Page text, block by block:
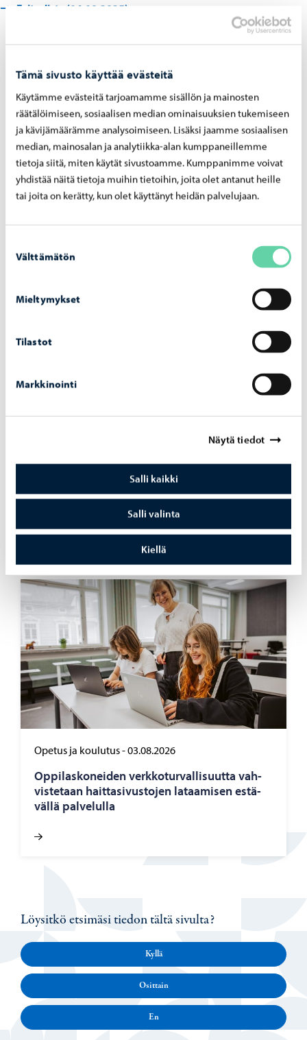
Tämä sivusto käyttää evästeitä
Käytämme evästeitä tarjoamamme sisällön ja mainosten
räätälöimiseen, sosiaalisen median ominaisuuksien tukemiseen
ja kävijämäärämme analysoimiseen. Lisäksi jaamme sosiaalisen
median, mainosalan ja analytiikka-alan kumppaneillemme
tietoja siitä, miten käytät sivustoamme. Kumppanimme voivat
yhdistää näitä tietoja muihin tietoihin, joita olet antanut heille
tai joita on kerätty, kun olet käyttänyt heidän palvelujaan.
valinta
Välttämätön
Mieltymykset
Tilastot
Markkinointi
Näytä tiedot
Salli kaikki
Salli valinta
Kiellä
Esityslista (14.10.2025)
Aiheeseen liittyvät uutiset
Kaupunki tiedottaa-07.08.2026
na muo­to­na yl­lä­pi­to­kump­pa­nuus
Haku Lin­nan­kos­ken lu­kion ai­kuis­lin­jal­le on
Hu­le­ve­si­mak­su­jen las­ku­tus alkaa syys­kuus­sa
– mak­su­pe­rus­tei­ta on uu­dis­tet­tu vuo­del­le
Opetus ja koulutus-03.08.2026
Op­pi­las­ko­nei­den verk­ko­tur­val­li­suut­ta vah­
vis­te­taan hait­ta­si­vus­to­jen la­taa­mi­sen es­tä­
väl­lä pal­ve­lul­la
Löysitkö etsimäsi tiedon tältä sivulta?
Kyllä
Osittain
En